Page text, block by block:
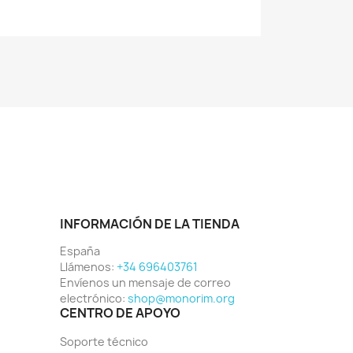
INFORMACIÓN DE LA TIENDA
España
Llámenos: +34 696403761
Envíenos un mensaje de correo
electrónico: shop@monorim.org
CENTRO DE APOYO
Soporte técnico